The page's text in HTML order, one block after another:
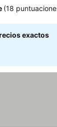
(18
exactos